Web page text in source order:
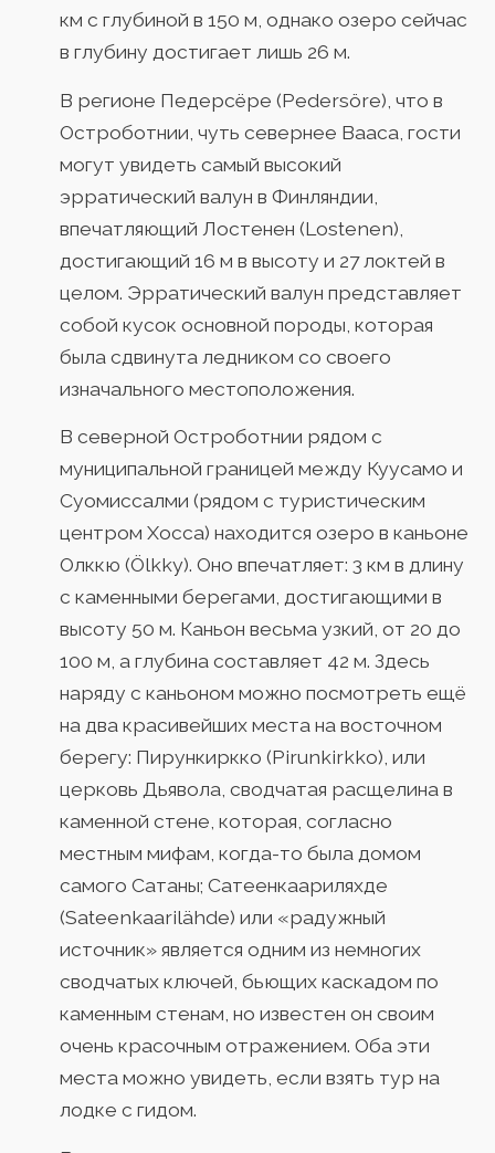
км с глубиной в 150 м, однако озеро сейчас
в глубину достигает лишь 26 м.
В регионе Педерсёре (Pedersöre), что в
Остроботнии, чуть севернее Вааса, гости
могут увидеть самый высокий
эрратический валун в Финляндии,
впечатляющий Лостенен (Lostenen),
достигающий 16 м в высоту и 27 локтей в
целом. Эрратический валун представляет
собой кусок основной породы, которая
была сдвинута ледником со своего
изначального местоположения.
В северной Остроботнии рядом с
муниципальной границей между Куусамо и
Суомиссалми (рядом с туристическим
центром Хосса) находится озеро в каньоне
Олккю (Ölkky). Оно впечатляет: 3 км в длину
с каменными берегами, достигающими в
высоту 50 м. Каньон весьма узкий, от 20 до
100 м, а глубина составляет 42 м. Здесь
наряду с каньоном можно посмотреть ещё
на два красивейших места на восточном
берегу: Пирункиркко (Pirunkirkko), или
церковь Дьявола, сводчатая расщелина в
каменной стене, которая, согласно
местным мифам, когда-то была домом
самого Сатаны; Сатеенкаариляхде
(Sateenkaarilähde) или «радужный
источник» является одним из немногих
сводчатых ключей, бьющих каскадом по
каменным стенам, но известен он своим
очень красочным отражением. Оба эти
места можно увидеть, если взять тур на
лодке с гидом.